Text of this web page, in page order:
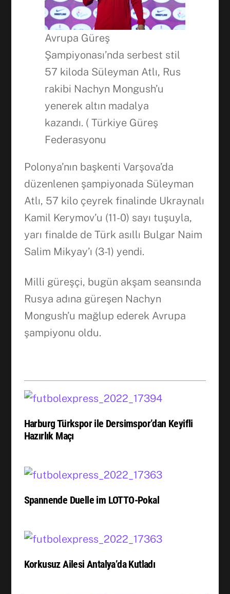
Avrupa Güreş
Şampiyonası’nda serbest stil
57 kiloda Süleyman Atlı, Rus
rakibi Nachyn Mongush’u
yenerek altın madalya
kazandı. ( Türkiye Güreş
Federasyonu
Polonya’nın başkenti Varşova’da
düzenlenen şampiyonada Süleyman
Atlı, 57 kilo çeyrek finalinde Ukraynalı
Kamil Kerymov’u (11-0) sayı tuşuyla,
yarı finalde de Türk asıllı Bulgar Naim
Salim Mikyay’ı (3-1) yendi.
Milli güreşçi, bugün akşam seansında
Rusya adına güreşen Nachyn
Mongush’u mağlup ederek Avrupa
şampiyonu oldu.
Harburg Türkspor ile Dersimspor’dan Keyifli
Hazırlık Maçı
Spannende Duelle im LOTTO-Pokal
Korkusuz Ailesi Antalya’da Kutladı